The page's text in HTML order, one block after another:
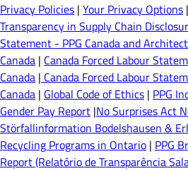
Privacy Policies | Your Privacy Options |
Transparency in Supply Chain
Statement - PPG Canada and
Canada | Canada Forced Labour
Canada | Canada Forced Labour
Canada | Global Code of Ethics | PPG
Gender Pay Report |No Surprises Act
Störfallinformation Bodelshausen &
Recycling Programs in Ontario | PPG
Report (Relatório de Transparência